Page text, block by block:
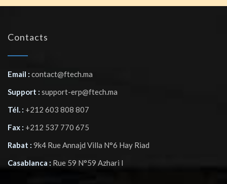
Contacts
Email : contact@ftech.ma
Support : support-erp@ftech.ma
Tél. : +212 603 808 807
Fax : +212 537 770 675
Rabat : 9k4 Rue Annajd Villa N°6 Hay Riad
Casablanca : Rue 59 N°59 Azhari I